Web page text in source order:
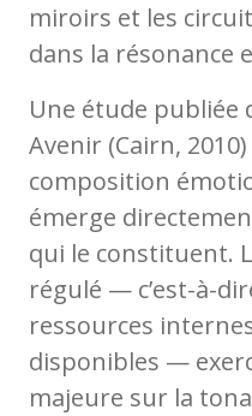
miroirs et les
dans la résonance
Une étude publiée
Avenir (Cairn,
composition
émerge
qui le constituent.
régulé — c’est-à-
ressources
disponibles —
majeure sur la